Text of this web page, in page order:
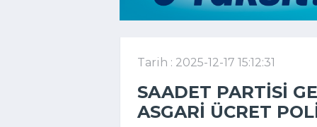
Tarih : 2025-12-17 15:12:31
SAADET PARTISI
ASGARI ÜCRET